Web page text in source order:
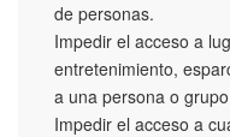
de personas.
Impedir el acceso a
entretenimiento,
a una persona o
Impedir el acceso a